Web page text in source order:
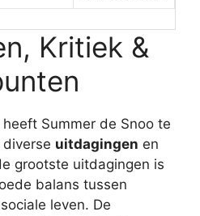
Kritiek &
Summer de Snoo te
uitdagingen en
grootste uitdagingen is
balans tussen
leven. De